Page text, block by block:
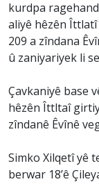
kurdpa
aliyê hêzên
209 a zîndana
û zaniyariyek li
Çavkaniyê base
hêzên Îttltaî
zîndanê Êvînê
Simko Xilqetî yê
berwar 18’ê